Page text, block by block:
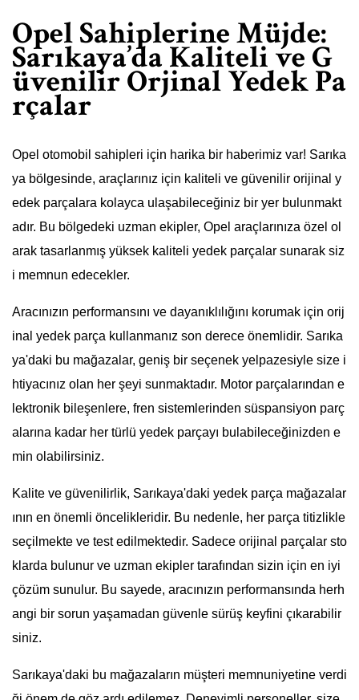
Opel Sahiplerine Müjde:
Sarıkaya’da Kaliteli ve G
üvenilir Orjinal Yedek Pa
rçalar
Opel otomobil sahipleri için harika bir haberimiz var! Sarıka
ya bölgesinde, araçlarınız için kaliteli ve güvenilir orijinal y
edek parçalara kolayca ulaşabileceğiniz bir yer bulunmakt
adır. Bu bölgedeki uzman ekipler, Opel araçlarınıza özel ol
arak tasarlanmış yüksek kaliteli yedek parçalar sunarak siz
i memnun edecekler.
Aracınızın performansını ve dayanıklılığını korumak için orij
inal yedek parça kullanmanız son derece önemlidir. Sarıka
ya'daki bu mağazalar, geniş bir seçenek yelpazesiyle size i
htiyacınız olan her şeyi sunmaktadır. Motor parçalarından e
lektronik bileşenlere, fren sistemlerinden süspansiyon parç
alarına kadar her türlü yedek parçayı bulabileceğinizden e
min olabilirsiniz.
Kalite ve güvenilirlik, Sarıkaya'daki yedek parça mağazalar
ının en önemli öncelikleridir. Bu nedenle, her parça titizlikle
seçilmekte ve test edilmektedir. Sadece orijinal parçalar sto
klarda bulunur ve uzman ekipler tarafından sizin için en iyi
çözüm sunulur. Bu sayede, aracınızın performansında herh
angi bir sorun yaşamadan güvenle sürüş keyfini çıkarabilir
siniz.
Sarıkaya'daki bu mağazaların müşteri memnuniyetine verdi